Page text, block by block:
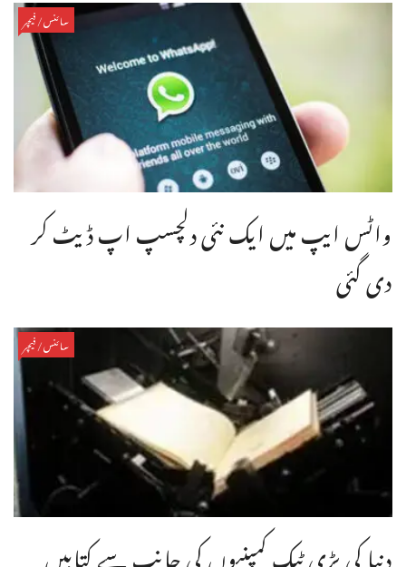
سائنس/فیچر
واٹس ایپ میں ایک نئی دلچسپ اپ ڈیٹ کر
دی گئی
سائنس/فیچر
دنیا کی بڑی ٹیک کمپنیوں کی جانب سے کتابیں